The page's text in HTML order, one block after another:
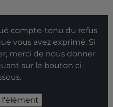
compte-tenu du refus
vous avez exprimé. Si
merci de nous donner
sur le bouton ci-
l'élément